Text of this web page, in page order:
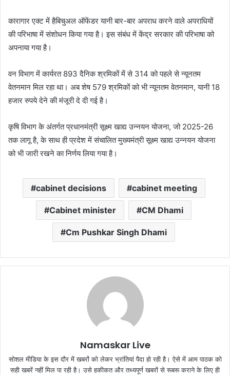
कारागार एक्ट में हैबिचुअल ऑफेंडर यानी बार-बार अपराध करने वाले अपराधियों
की परिभाषा में संशोधन किया गया है। इस संबंध में केंद्र सरकार की परिभाषा को
अपनाया गया है।
वन विभाग में कार्यरत 893 दैनिक श्रमिकों में से 314 को पहले से न्यूनतम
वेतनमान मिल रहा था। अब शेष 579 श्रमिकों को भी न्यूनतम वेतनमान, यानी 18
हजार रुपये देने की मंजूरी दे दी गई है।
कृषि विभाग के अंतर्गत प्रधानमंत्री सूक्ष्म खाद्य उन्नयन योजना, जो 2025-26
तक लागू है, के साथ ही प्रदेश में संचालित मुख्यमंत्री सूक्ष्म खाद्य उन्नयन योजना
को भी जारी रखने का निर्णय लिया गया है।
cabinet decisions cabinet meeting
Cabinet minister CM Dhami
Cm Pushkar Singh Dhami
Namaskar Live
सोशल मीडिया के इस दौर में खबरों को लेकर भ्रांतियां पैदा हो रही है। ऐसे में आम पाठक को
सही खबरें नहीं मिल पा रही है। उसे हकीकत और तथ्यपूर्ण खबरों से रूबरू कराने के लिए ही